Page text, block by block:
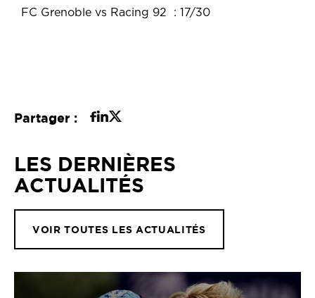
FC Grenoble vs Racing 92 : 17/30
Partager :
LES DERNIÈRES
ACTUALITÉS
VOIR TOUTES LES ACTUALITÉS